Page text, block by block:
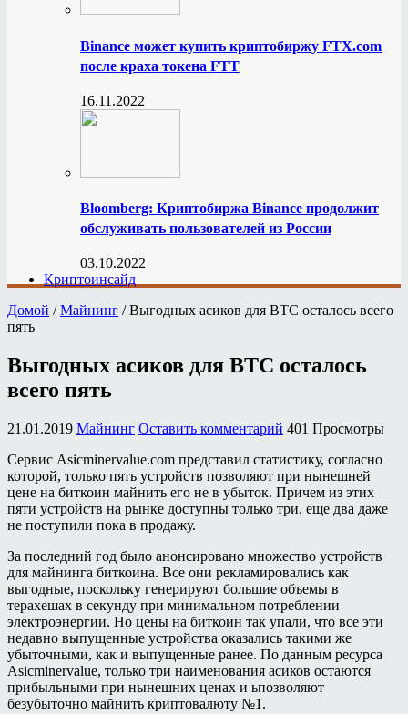
Binance может купить криптобиржу FTX.com
после краха токена FTT
16.11.2022
Bloomberg: Криптобиржа Binance продолжит
обслуживать пользователей из России
03.10.2022
Криптоинсайд
Домой / Майнинг / Выгодных асиков для BTC осталось всего
пять
Выгодных асиков для BTC осталось
всего пять
21.01.2019 Майнинг Оставить комментарий 401 Просмотры
Сервис Asicminervalue.com представил статистику, согласно
которой, только пять устройств позволяют при нынешней
цене на биткоин майнить его не в убыток. Причем из этих
пяти устройств на рынке доступны только три, еще два даже
не поступили пока в продажу.
За последний год было анонсировано множество устройств
для майнинга биткоина. Все они рекламировались как
выгодные, поскольку генерируют большие объемы в
терахешах в секунду при минимальном потреблении
электроэнергии. Но цены на биткоин так упали, что все эти
недавно выпущенные устройства оказались такими же
убыточными, как и выпущенные ранее. По данным ресурса
Asicminervalue, только три наименования асиков остаются
прибыльными при нынешних ценах и ьпозволяют
безубыточно майнить криптовалюту №1.